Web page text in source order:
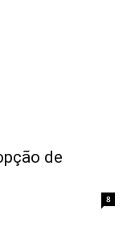
de
8